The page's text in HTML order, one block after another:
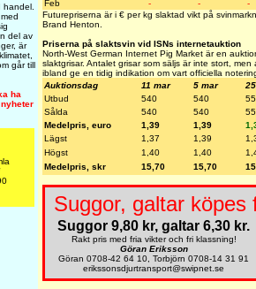
del av
är
går till
ha
Feb - -
-
Futurepriserna är i € per kg slaktad vikt på
Brand Henton.
Priserna på slaktsvin vid ISNs internetauktion
North-West German Internet Pig Market är en
slaktgrisar. Antalet grisar som säljs är inte stort,
ibland ge en tidig indikation om vart officiella
Auktionsdag
11 mar 5 mar
Utbud
540 540
Sålda
540 540
Medelpris, euro
1,39 1,39
Lägst
1,37 1,39
Högst
1,40 1,40
Medelpris, skr
15,70 15,70
Suggor, galtar köpes
Suggor 9,80 kr, galtar 6,30 kr.
Rakt pris med fria vikter och fri klassning!
Göran Eriksson
Göran 0708-42 64 10, Torbjörn 0708-14 31 91
erikssonsdjurtransport@swipnet.se